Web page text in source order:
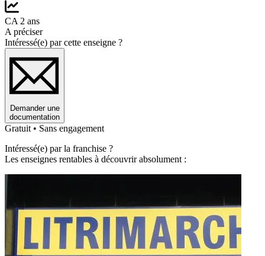
CA 2 ans
A préciser
Intéressé(e) par cette enseigne ?
Demander une
documentation
Gratuit • Sans engagement
Intéressé(e) par la franchise ?
Les enseignes rentables à découvrir absolument :